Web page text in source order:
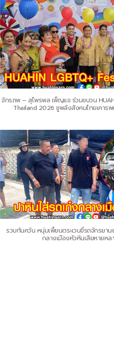
จักรภพ – สุไพรพล เพ็ญแข ร่วมขบวน
Thailand 2026 ชูพลังสังคมไทยเคาร
รวบทันควัน หนุ่มเพี้ยนตระเวนขี่รถจักรยา
กลางเมืองหัวหินเสียหายหล